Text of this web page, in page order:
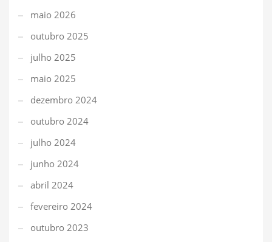
maio 2026
outubro 2025
julho 2025
maio 2025
dezembro 2024
outubro 2024
julho 2024
junho 2024
abril 2024
fevereiro 2024
outubro 2023